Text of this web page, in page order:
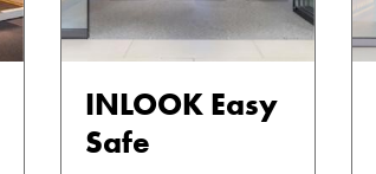
INLOOK Easy
Safe